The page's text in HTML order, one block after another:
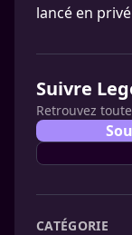
lancé en
Suivre
Retrouvez
CATÉGORIE